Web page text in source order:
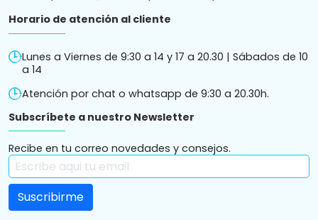
Horario de atención al cliente
Lunes a Viernes de 9:30 a 14 y 17 a 20.30 | Sábados de 10
a 14
Atención por chat o whatsapp de 9:30 a 20.30h.
Subscríbete a nuestro Newsletter
Recibe en tu correo novedades y consejos.